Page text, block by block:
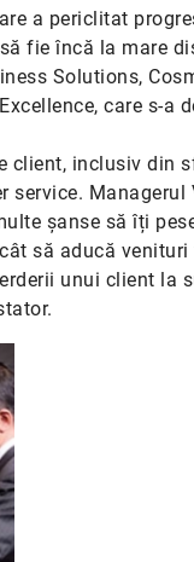
a periclitat
fie încă la mare
Solutions,
care s-a
inclusiv din
șanse să îți
să aducă
unui client la